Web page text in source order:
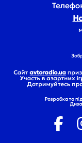
Сайт avtoradio.ua
Участь в азартних
Дотримуйтесь
Розробка та